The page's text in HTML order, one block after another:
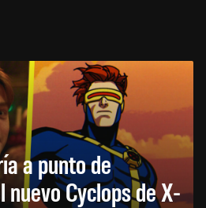
a punto de
Cyclops de X-